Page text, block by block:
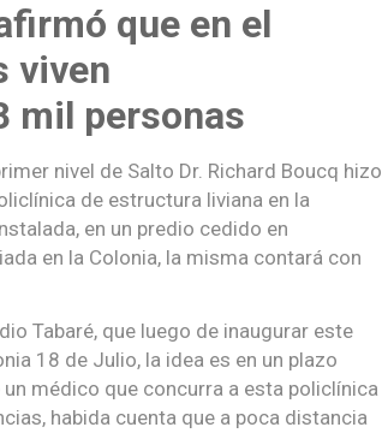
que en el
viven
mil personas
nivel de Salto Dr. Richard Boucq hizo
de estructura liviana en la
en un predio cedido en
en la Colonia, la misma contará con
Tabaré, que luego de inaugurar este
18 de Julio, la idea es en un plazo
médico que concurra a esta policlínica
habida cuenta que a poca distancia